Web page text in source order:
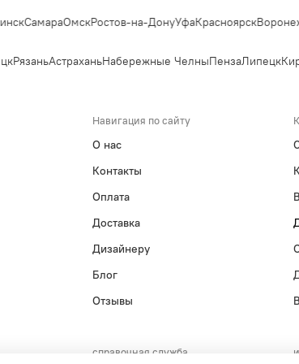
СамараОмскРостов-на-ДонуУфаКрасноярскВоронеж
РязаньАстраханьНабережные ЧелныПензаЛипецк
Навигация по сайту
О нас
Контакты
Оплата
Доставка
Дизайнеру
Блог
Отзывы
справочная служба